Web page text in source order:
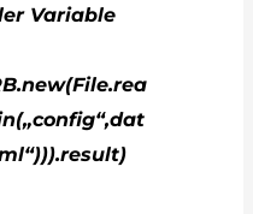
Variable